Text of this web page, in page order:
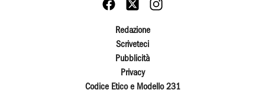
Redazione
Scriveteci
Pubblicità
Privacy
Codice Etico e Modello 231